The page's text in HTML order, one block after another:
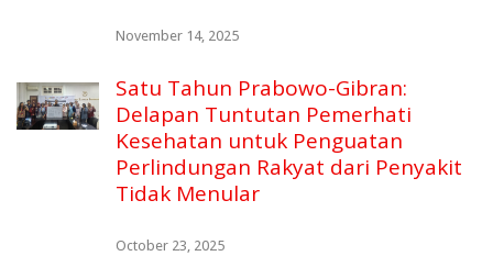
November 14, 2025
Satu Tahun Prabowo-Gibran:
Delapan Tuntutan Pemerhati
Kesehatan untuk Penguatan
Perlindungan Rakyat dari Penyakit
Tidak Menular
October 23, 2025